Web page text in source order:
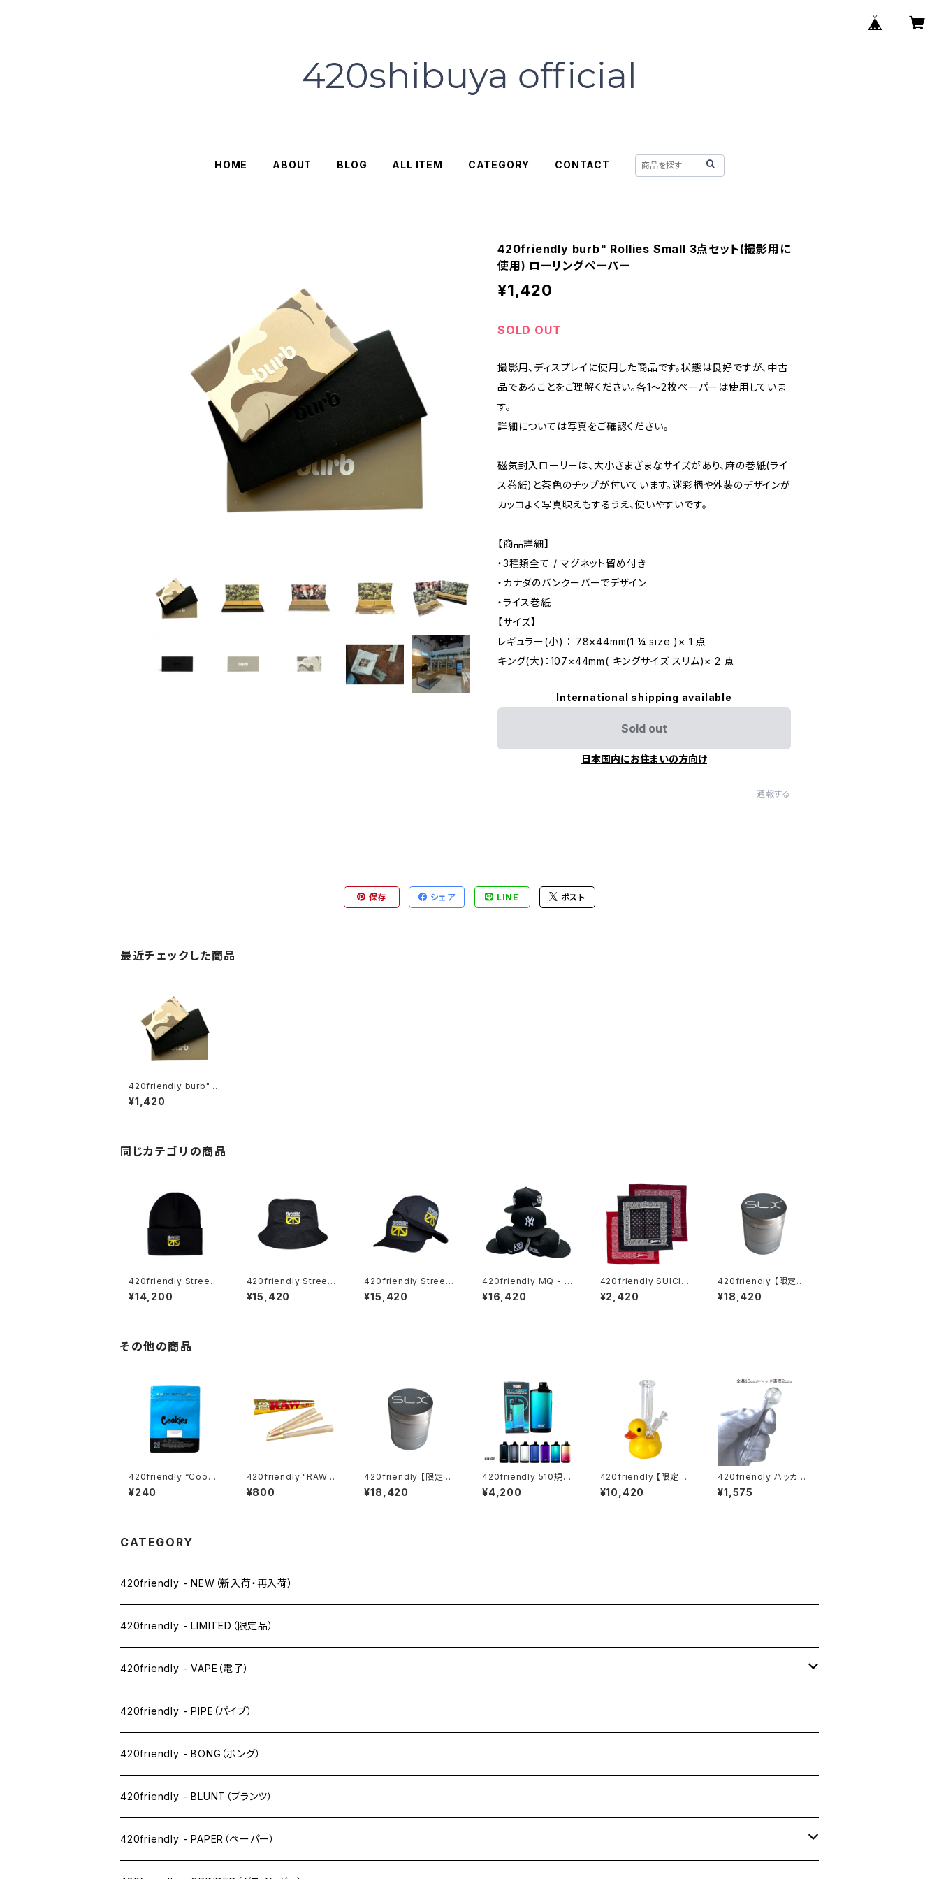
HOME ABOUT BLOG ALL ITEM CATEGORY CONTACT
420friendly burb" Rollies Small 3点セット(撮影用に
使用) ローリングペーパー
¥1,420
SOLD OUT
撮影用、ディスプレイに使用した商品です。状態は良好ですが、中古
品であることをご理解ください。各1〜2枚ペーパーは使用していま
す。
詳細については写真をご確認ください。
磁気封入ローリーは、大小さまざまなサイズがあり、麻の巻紙(ライ
ス巻紙)と茶色のチップが付いています。迷彩柄や外装のデザインが
カッコよく写真映えもするうえ、使いやすいです。
【商品詳細】
・3種類全て / マグネット留め付き
・カナダのバンクーバーでデザイン
・ライス巻紙
【サイズ】
レギュラー(小) ： 78×44mm(1 ¼ size )× 1 点
キング(大)：107×44mm( キングサイズ スリム)× 2 点
International shipping available
Sold out
日本国内にお住まいの方向け
通報する
保存 シェア LINE ポスト
最近チェックした商品
420friendly burb" R
ollies Small 3点セッ
ト(撮影用に使用) ロー
¥1,420
同じカテゴリの商品
420friendly Streetli
fe × The Seventh L
etter Limited Capsu
¥14,200
420friendly Streetli
fe × The Seventh L
etter Limited Capsu
¥15,420
420friendly Streetli
fe × The Seventh L
etter Limited Capsu
¥15,420
420friendly MQ - N.
Y. NEW ERA HAT “M
AKE TAGZ GREAT A
¥16,420
420friendly SUICID
AL TENDENCIES Ins
pired Cross Bandan
¥2,420
420friendly 【限定コ
レクション】SLX未発
売！日本初上陸！ Flow
¥18,420
その他の商品
420friendly “Cooki
es CA Mylar Bag – B
LUE / 28g” クッキー
¥240
420friendly "RAW"
Ethereal Cones - コ
ーン (KING size)
¥800
420friendly 【限定コ
レクション】SLX未発
売！日本初上陸！ Flow
¥18,420
420friendly 510規格
バッテリー Yocan ZIV
A PRO|タッチ式OLED
¥4,200
420friendly 【限定コ
レクション】Yellow Ru
bber Duck Glass Bo
¥10,420
420friendly ハッカ用
ガラスパイプ 10cm (ヘ
ッド2cm)
¥1,575
CATEGORY
420friendly - NEW（新入荷・再入荷）
420friendly - LIMITED（限定品）
420friendly - VAPE（電子）
ペン下
ニコパフ系
ドライ系
ワックス系
420friendly - PIPE（パイプ）
420friendly - BONG（ボング）
420friendly - BLUNT（ブランツ）
420friendly - PAPER（ペーパー）